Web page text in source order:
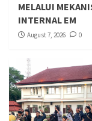
MELALUI
INTERNAL EM
August 7, 2026 0